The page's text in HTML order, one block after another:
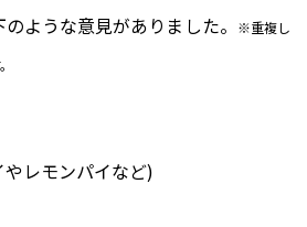
ような意見がありました。
※重複し
レモンパイなど)